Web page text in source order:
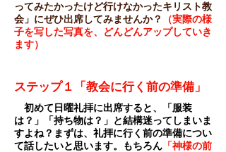
ってみたかったけど行けなかったキリスト教
会」にぜひ出席してみませんか？
（実際の様
子を写した写真を、どんどんアップしていき
ます）
ステップ１「教会に行く前の準備」
初めて日曜礼拝に出席すると、「服装
は？」「持ち物は？」と結構迷ってしまいま
すよね？まずは、礼拝に行く前の準備につい
て話したいと思います。もちろん 「神様の前